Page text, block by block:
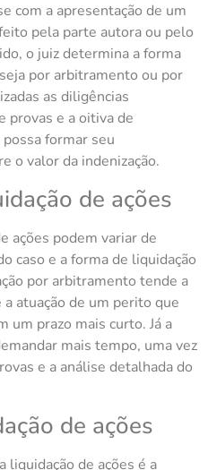
com a apresentação de um
pela parte autora ou pelo
o juiz determina a forma
por arbitramento ou por
as diligências
provas e a oitiva de
formar seu
o valor da indenização.
de ações
ações podem variar de
caso e a forma de liquidação
por arbitramento tende a
atuação de um perito que
um prazo mais curto. Já a
mais tempo, uma vez
e a análise detalhada do
de ações
liquidação de ações é a